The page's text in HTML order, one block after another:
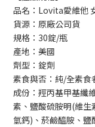
品名：Lovita愛維他
貨源：原廠公司貨
規格：30錠/瓶
產地：美國
劑型：錠劑
素食與否：純/全素食
成份：羥丙基甲基纖
素、鹽酸硫胺明(維
氫鈣)、菸鹼醯胺、鹽